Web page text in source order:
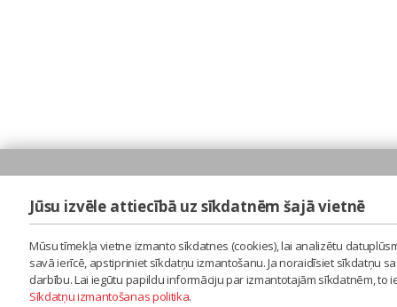
Jūsu izvēle attiecībā uz sīkdatnēm šajā vietnē
Mūsu tīmekļa vietne izmanto sīkdatnes (cookies), lai analizētu
savā ierīcē, apstipriniet sīkdatņu izmantošanu. Ja noraidīsiet sīkdatņu
darbību. Lai iegūtu papildu informāciju par izmantotajām sīkdatnēm,
Sīkdatņu izmantošanas politika.